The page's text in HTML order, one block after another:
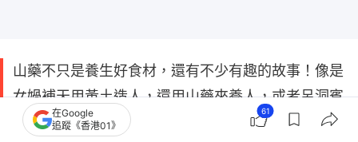
山藥不只是養生好食材，還有不少有趣的故事！像是
女媧補天用黃土造人，還用山藥來養人，或者呂洞賓
用山藥煉丹延年益壽，都讓它成為健康象徵。山藥熱
在Google
追蹤《香港01》
61